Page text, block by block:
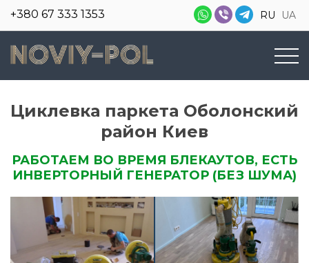
+380 67 333 1353 RU UA
Циклевка паркета Оболонский
район Киев
РАБОТАЕМ ВО ВРЕМЯ БЛЕКАУТОВ, ЕСТЬ
ИНВЕРТОРНЫЙ ГЕНЕРАТОР (БЕЗ ШУМА)